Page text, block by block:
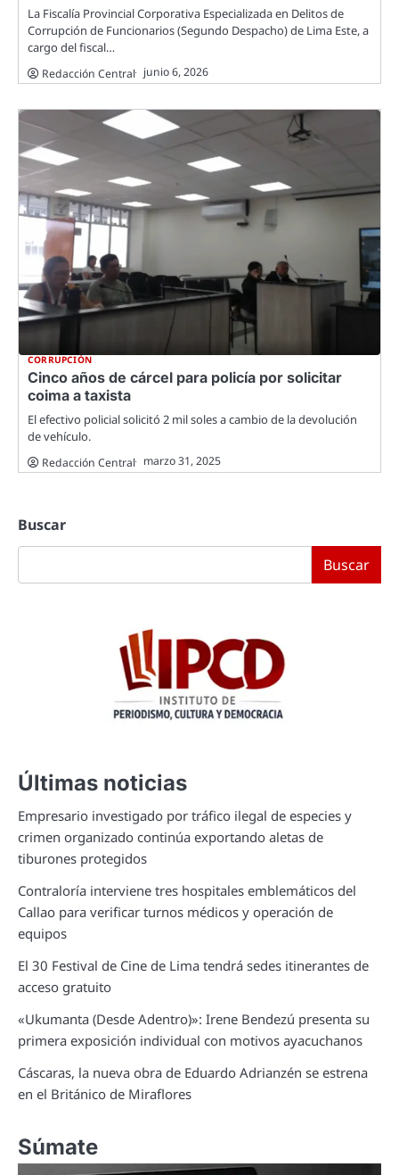
La Fiscalía Provincial Corporativa Especializada en Delitos de
Corrupción de Funcionarios (Segundo Despacho) de Lima Este, a
cargo del fiscal…
Redacción Central junio 6, 2026
CORRUPCIÓN
Cinco años de cárcel para policía por solicitar
coima a taxista
El efectivo policial solicitó 2 mil soles a cambio de la devolución
de vehículo.
Redacción Central marzo 31, 2025
Buscar
Buscar
Últimas noticias
Empresario investigado por tráfico ilegal de especies y
crimen organizado continúa exportando aletas de
tiburones protegidos
Contraloría interviene tres hospitales emblemáticos del
Callao para verificar turnos médicos y operación de
equipos
El 30 Festival de Cine de Lima tendrá sedes itinerantes de
acceso gratuito
«Ukumanta (Desde Adentro)»: Irene Bendezú presenta su
primera exposición individual con motivos ayacuchanos
Cáscaras, la nueva obra de Eduardo Adrianzén se estrena
en el Británico de Miraflores
Súmate